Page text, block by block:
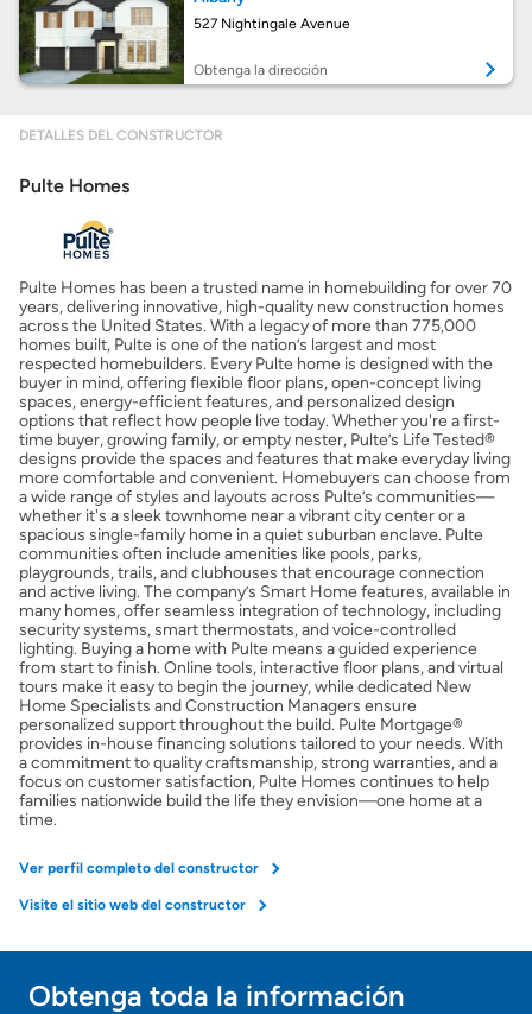
Calcular mi hipoteca
Obtener Aprobación Previa
Seguro de propietarios
Obtener ofertas por mi casa
527 Nightingale Avenue
Obtenga la dirección
DETALLES DEL CONSTRUCTOR
Pulte Homes
Pulte Homes has been a trusted name in homebuilding for over 70
years, delivering innovative, high-quality new construction homes
across the United States. With a legacy of more than 775,000
homes built, Pulte is one of the nation’s largest and most
respected homebuilders. Every Pulte home is designed with the
buyer in mind, offering flexible floor plans, open-concept living
spaces, energy-efficient features, and personalized design
options that reflect how people live today. Whether you're a first-
time buyer, growing family, or empty nester, Pulte’s Life Tested®
designs provide the spaces and features that make everyday living
more comfortable and convenient. Homebuyers can choose from
a wide range of styles and layouts across Pulte’s communities—
whether it's a sleek townhome near a vibrant city center or a
spacious single-family home in a quiet suburban enclave. Pulte
communities often include amenities like pools, parks,
playgrounds, trails, and clubhouses that encourage connection
and active living. The company’s Smart Home features, available in
many homes, offer seamless integration of technology, including
security systems, smart thermostats, and voice-controlled
lighting. Buying a home with Pulte means a guided experience
from start to finish. Online tools, interactive floor plans, and virtual
tours make it easy to begin the journey, while dedicated New
Home Specialists and Construction Managers ensure
personalized support throughout the build. Pulte Mortgage®
provides in-house financing solutions tailored to your needs. With
a commitment to quality craftsmanship, strong warranties, and a
focus on customer satisfaction, Pulte Homes continues to help
families nationwide build the life they envision—one home at a
time.
Ver perfil completo del constructor
Visite el sitio web del constructor
Obtenga toda la información